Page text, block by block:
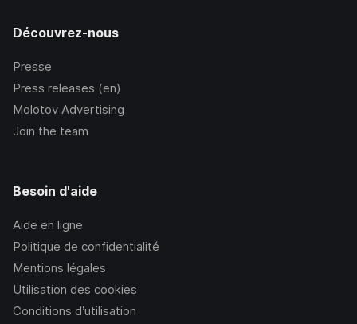
Découvrez-nous
Presse
Press releases (en)
Molotov Advertising
Join the team
Besoin d'aide
Aide en ligne
Politique de confidentialité
Mentions légales
Utilisation des cookies
Conditions d’utilisation